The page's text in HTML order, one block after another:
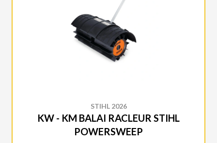
STIHL 2026
KW - KM BALAI RACLEUR STIHL
POWERSWEEP